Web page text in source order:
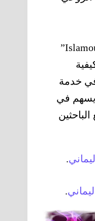
باختصار، تعتبر “قناة IslamounaNour”
في خدمة
يسهم في
اليماني.
.